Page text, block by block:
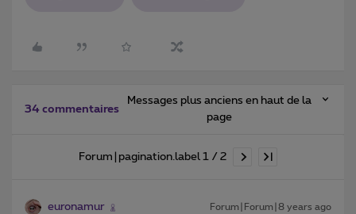
34 commentaires
Messages plus anciens en haut de la
page
Forum|pagination.label 1 / 2
euronamur Forum|Forum|8 years ago